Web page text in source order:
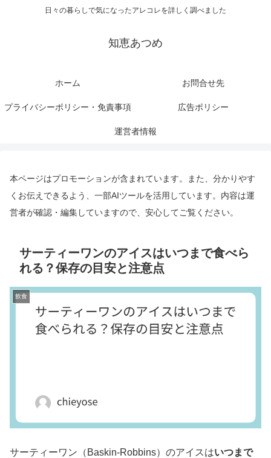
日々の暮らしで気になったアレコレを詳しく調べました
知恵あつめ
ホーム お問合せ先
プライバシーポリシー・免責事項 広告ポリシー
運営者情報
本ページはプロモーションが含まれています。また、分かりやす
くお伝えできるよう、一部AIツールを活用しています。内容は運
営者が確認・編集していますので、安心してご覧ください。
サーティーワンのアイスはいつまで食べら
れる？保存の目安と注意点
飲食
サーティーワン（Baskin-Robbins）のアイスはいつまで